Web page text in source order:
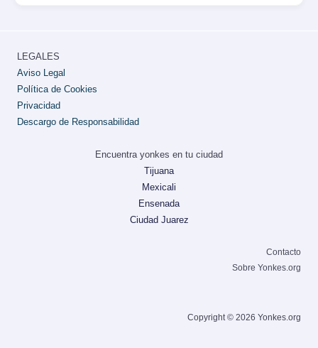
LEGALES
Aviso Legal
Política de Cookies
Privacidad
Descargo de Responsabilidad
Encuentra yonkes en tu ciudad
Tijuana
Mexicali
Ensenada
Ciudad Juarez
Contacto
Sobre Yonkes.org
Copyright © 2026 Yonkes.org